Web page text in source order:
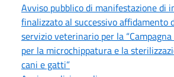
Avviso pubblico di manifestazione di
finalizzato al successivo affidamento
servizio veterinario per la
per la microchippatura e la
cani e gatti”